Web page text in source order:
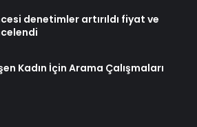
denetimler artırıldı fiyat ve
Kadın İçin Arama Çalışmaları